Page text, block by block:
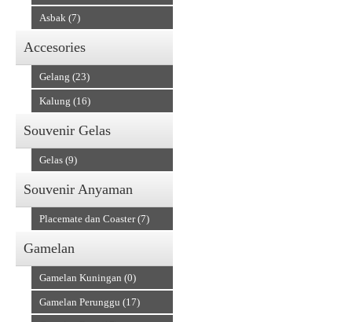
Asbak (7)
Accesories
Gelang (23)
Kalung (16)
Souvenir Gelas
Gelas (9)
Souvenir Anyaman
Placemate dan Coaster (7)
Gamelan
Gamelan Kuningan (0)
Gamelan Perunggu (17)